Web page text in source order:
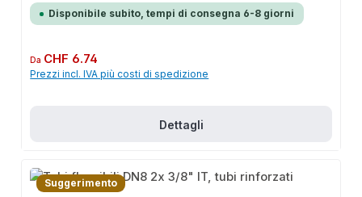
Disponibile subito, tempi di consegna 6-8 giorni
Prezzo normale:
Da CHF 6.74
Prezzi incl. IVA più costi di spedizione
Dettagli
Suggerimento